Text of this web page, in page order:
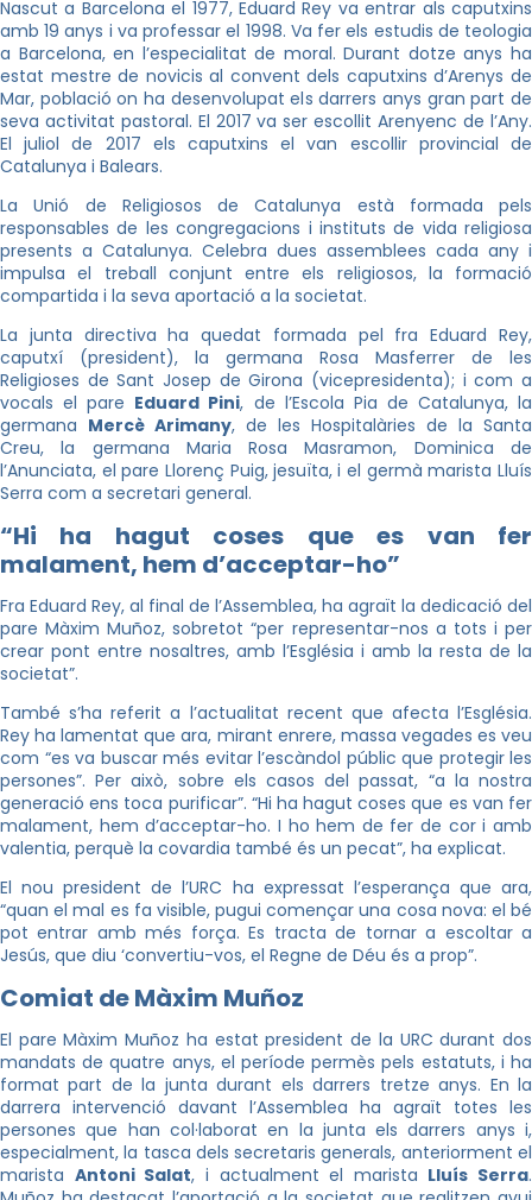
Nascut a Barcelona el 1977, Eduard Rey va entrar als caputxins
amb 19 anys i va professar el 1998. Va fer els estudis de teologia
a Barcelona, en l’especialitat de moral. Durant dotze anys ha
estat mestre de novicis al convent dels caputxins d’Arenys de
Mar, població on ha desenvolupat els darrers anys gran part de
seva activitat pastoral. El 2017 va ser escollit Arenyenc de l’Any.
El juliol de 2017 els caputxins el van escollir provincial de
Catalunya i Balears.
La Unió de Religiosos de Catalunya està formada pels
responsables de les congregacions i instituts de vida religiosa
presents a Catalunya. Celebra dues assemblees cada any i
impulsa el treball conjunt entre els religiosos, la formació
compartida i la seva aportació a la societat.
La junta directiva ha quedat formada pel fra Eduard Rey,
caputxí (president), la germana Rosa Masferrer de les
Religioses de Sant Josep de Girona (vicepresidenta); i com a
vocals el pare Eduard Pini, de l’Escola Pia de Catalunya, la
germana Mercè Arimany, de les Hospitalàries de la Santa
Creu, la germana Maria Rosa Masramon, Dominica de
l’Anunciata, el pare Llorenç Puig, jesuïta, i el germà marista Lluís
Serra com a secretari general.
“Hi ha hagut coses que es van fer
malament, hem d’acceptar-ho”
Fra Eduard Rey, al final de l’Assemblea, ha agraït la dedicació del
pare Màxim Muñoz, sobretot “per representar-nos a tots i per
crear pont entre nosaltres, amb l’Església i amb la resta de la
societat”.
També s’ha referit a l’actualitat recent que afecta l’Església.
Rey ha lamentat que ara, mirant enrere, massa vegades es veu
com “es va buscar més evitar l’escàndol públic que protegir les
persones”. Per això, sobre els casos del passat, “a la nostra
generació ens toca purificar”. “Hi ha hagut coses que es van fer
malament, hem d’acceptar-ho. I ho hem de fer de cor i amb
valentia, perquè la covardia també és un pecat”, ha explicat.
El nou president de l’URC ha expressat l’esperança que ara,
“quan el mal es fa visible, pugui començar una cosa nova: el bé
pot entrar amb més força. Es tracta de tornar a escoltar a
Jesús, que diu ‘convertiu-vos, el Regne de Déu és a prop”.
Comiat de Màxim Muñoz
El pare Màxim Muñoz ha estat president de la URC durant dos
mandats de quatre anys, el període permès pels estatuts, i ha
format part de la junta durant els darrers tretze anys. En la
darrera intervenció davant l’Assemblea ha agraït totes les
persones que han col·laborat en la junta els darrers anys i,
especialment, la tasca dels secretaris generals, anteriorment el
marista Antoni Salat, i actualment el marista Lluís Serra.